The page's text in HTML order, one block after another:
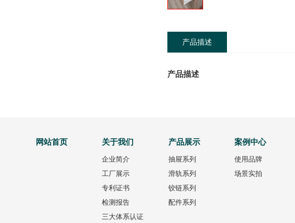
产品描述
产品描述
网站首页 关于我们
企业简介
工厂展示
专利证书
检测报告
三大体系认证
产品展示
抽屉系列
滑轨系列
铰链系列
配件系列
案例中心
使用品牌
场景实拍